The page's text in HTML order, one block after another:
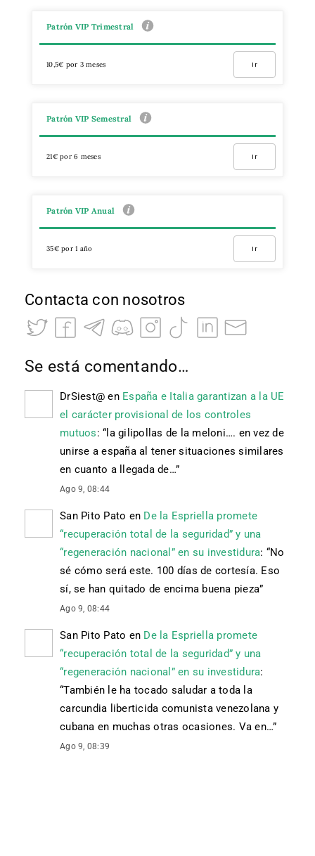
Patrón VIP Trimestral
10,5€ por 3 meses Ir
Patrón VIP Semestral
21€ por 6 meses Ir
Patrón VIP Anual
35€ por 1 año Ir
Contacta con nosotros
Se está comentando…
DrSiest@ en España e Italia garantizan a la UE
el carácter provisional de los controles
mutuos: “ la gilipollas de la meloni…. en vez de
unirse a españa al tener situaciones similares
en cuanto a llegada de…”
Ago 9, 08:44
San Pito Pato en De la Espriella promete
“recuperación total de la seguridad” y una
“regeneración nacional” en su investidura: “No
sé cómo será este. 100 días de cortesía. Eso
sí, se han quitado de encima buena pieza”
Ago 9, 08:44
San Pito Pato en De la Espriella promete
“recuperación total de la seguridad” y una
“regeneración nacional” en su investidura:
“También le ha tocado saludar a toda la
carcundia liberticida comunista venezolana y
cubana en muchas otras ocasiones. Va en…”
Ago 9, 08:39